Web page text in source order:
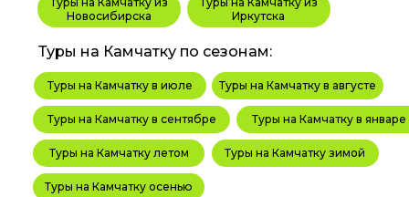
Туры на Камчатку в августе
Туры на Камчатку в январе
Туры на Камчатку летом
Туры на Камчатку осенью
Туры на Камчатку в сентябре
Туры на Камчатку зимой
Туры на Камчатку в июле
Новосибирска
Иркутска
Туры на Камчатку по сезонам: